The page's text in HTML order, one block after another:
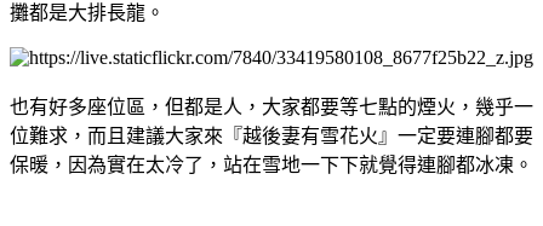
攤都是大排長龍。
也有好多座位區，但都是人，大家都要等七點的煙火，幾乎一
位難求，而且建議大家來『越後妻有雪花火』一定要連腳都要
保暖，因為實在太冷了，站在雪地一下下就覺得連腳都冰凍。